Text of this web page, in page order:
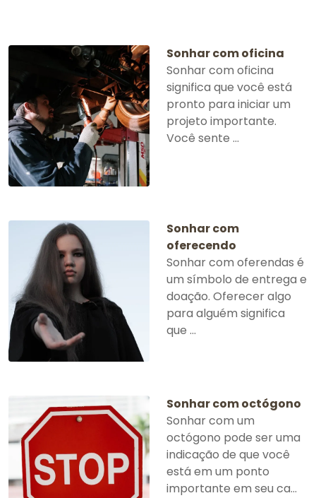
Sonhar com oficina
Sonhar com oficina
significa que você está
pronto para iniciar um
projeto importante.
Você sente ...
Sonhar com
oferecendo
Sonhar com oferendas é
um símbolo de entrega e
doação. Oferecer algo
para alguém significa
que ...
Sonhar com octógono
Sonhar com um
octógono pode ser uma
indicação de que você
está em um ponto
importante em seu ca...